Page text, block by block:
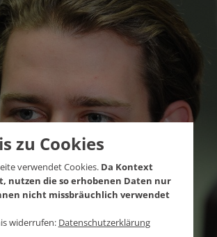
zu Cookies
verwendet Cookies. Da Kontext
nutzen die so erhobenen Daten nur
nicht missbräuchlich verwendet
widerrufen: Datenschutzerklärung